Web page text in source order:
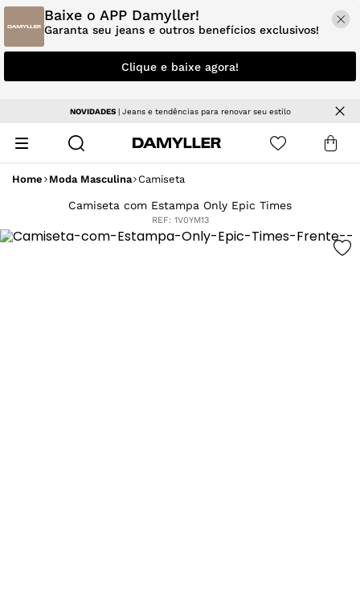
Baixe o APP Damyller!
Garanta seu jeans e outros benefícios exclusivos!
Clique e baixe agora!
NOVIDADES| Jeans e tendências para renovar seu estilo
Home Moda Masculina Camiseta
Camiseta com Estampa Only Epic Times
REF: 1V0YM13